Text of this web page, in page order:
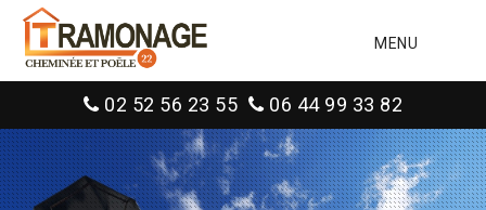
MENU
02 52 56 23 55 06 44 99 33 82